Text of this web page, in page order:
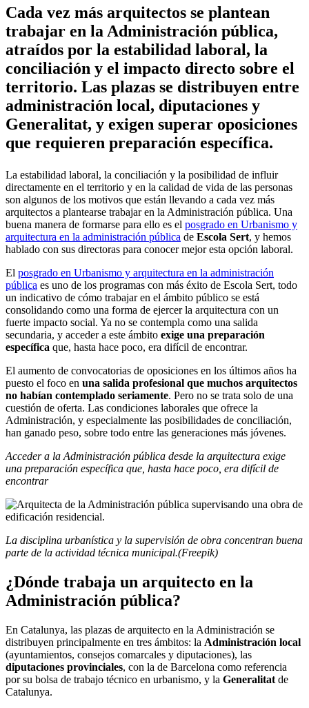
Cada vez más arquitectos se plantean
trabajar en la Administración pública,
atraídos por la estabilidad laboral, la
conciliación y el impacto directo sobre el
territorio. Las plazas se distribuyen entre
administración local, diputaciones y
Generalitat, y exigen superar oposiciones
que requieren preparación específica.
La estabilidad laboral, la conciliación y la posibilidad de influir
directamente en el territorio y en la calidad de vida de las personas
son algunos de los motivos que están llevando a cada vez más
arquitectos a plantearse trabajar en la Administración pública. Una
buena manera de formarse para ello es el posgrado en Urbanismo y
arquitectura en la administración pública de Escola Sert, y hemos
hablado con sus directoras para conocer mejor esta opción laboral.
El posgrado en Urbanismo y arquitectura en la administración
pública es uno de los programas con más éxito de Escola Sert, todo
un indicativo de cómo trabajar en el ámbito público se está
consolidando como una forma de ejercer la arquitectura con un
fuerte impacto social. Ya no se contempla como una salida
secundaria, y acceder a este ámbito exige una preparación
específica que, hasta hace poco, era difícil de encontrar.
El aumento de convocatorias de oposiciones en los últimos años ha
puesto el foco en una salida profesional que muchos arquitectos
no habían contemplado seriamente. Pero no se trata solo de una
cuestión de oferta. Las condiciones laborales que ofrece la
Administración, y especialmente las posibilidades de conciliación,
han ganado peso, sobre todo entre las generaciones más jóvenes.
Acceder a la Administración pública desde la arquitectura exige
una preparación específica que, hasta hace poco, era difícil de
encontrar
La disciplina urbanística y la supervisión de obra concentran buena
parte de la actividad técnica municipal.(Freepik)
¿Dónde trabaja un arquitecto en la
Administración pública?
En Catalunya, las plazas de arquitecto en la Administración se
distribuyen principalmente en tres ámbitos: la Administración local
(ayuntamientos, consejos comarcales y diputaciones), las
diputaciones provinciales, con la de Barcelona como referencia
por su bolsa de trabajo técnico en urbanismo, y la Generalitat de
Catalunya.